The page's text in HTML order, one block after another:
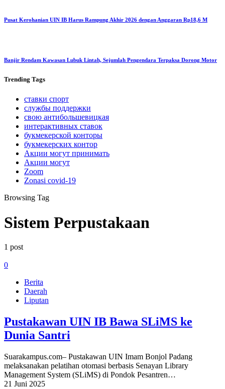
Pusat Kerohanian UIN IB Harus Rampung Akhir 2026 dengan Anggaran Rp18,6 M
Banjir Rendam Kawasan Lubuk Lintah, Sejumlah Pengendara Terpaksa Dorong Motor
Trending Tags
ставки спорт
службы поддержки
свою антибольшевицкая
интерактивных ставок
букмекерской конторы
букмекерских контор
Акции могут принимать
Акции могут
Zoom
Zonasi covid-19
Browsing Tag
Sistem Perpustakaan
1 post
0
Berita
Daerah
Liputan
Pustakawan UIN IB Bawa SLiMS ke
Dunia Santri
Suarakampus.com– Pustakawan UIN Imam Bonjol Padang
melaksanakan pelatihan otomasi berbasis Senayan Library
Management System (SLiMS) di Pondok Pesantren…
21 Juni 2025